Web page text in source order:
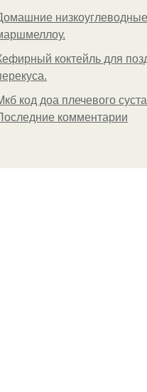
низкоуглеводные
коктейль для
код доа плечевого
комментарии